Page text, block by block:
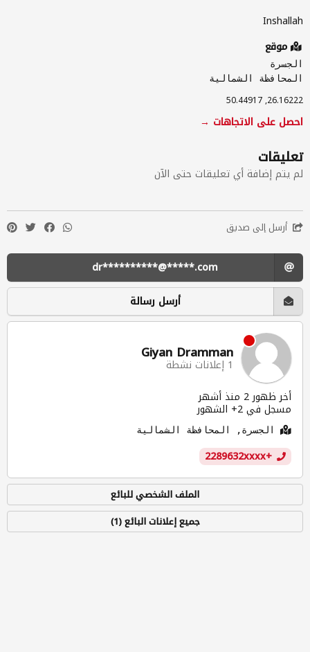
Inshallah
موقع
الجسرة
المحافظة الشمالية
26.16222, 50.44917
احصل على الاتجاهات →
تعليقات
لم يتم إضافة أي تعليقات حتى الآن
أرسل إلى صديق
dr**********@*****.com
أرسل رسالة
Giyan Dramman
1 إعلانات نشطة
أخر ظهور 2 منذ أشهر
مسجل في 2+ الشهور
الجسرة, المحافظة الشمالية
+2289632xxxx
الملف الشخصي للبائع
جميع إعلانات البائع (1)